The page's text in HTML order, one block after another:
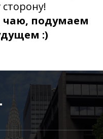
чаю, подумаем
:)